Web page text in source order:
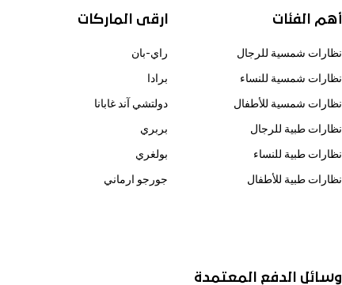
أهم الفئات
نظارات شمسية للرجال
نظارات شمسية للنساء
نظارات شمسية للأطفال
نظارات طبية للرجال
نظارات طبية للنساء
نظارات طبية للأطفال
ارقى الماركات
راي-بان
برادا
دولتشي آند غابانا
بربري
بولغري
جورجو ارماني
وسائل الدفع المعتمدة